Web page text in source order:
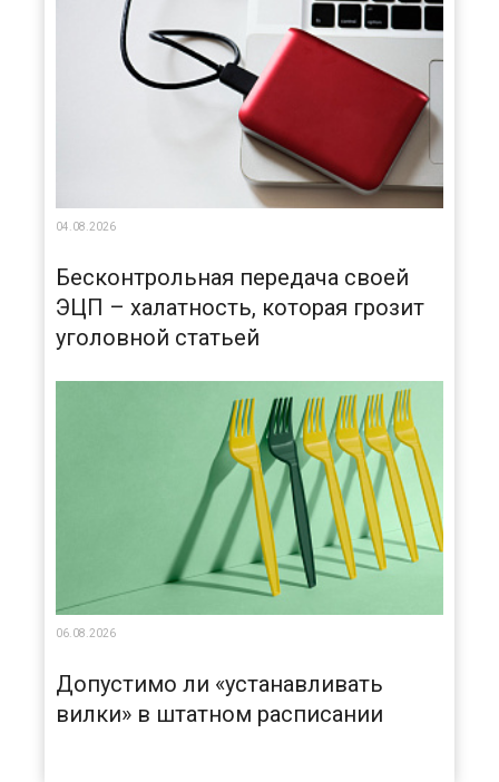
04.08.2026
Бесконтрольная передача своей
ЭЦП – халатность, которая грозит
уголовной статьей
06.08.2026
Допустимо ли «устанавливать
вилки» в штатном расписании